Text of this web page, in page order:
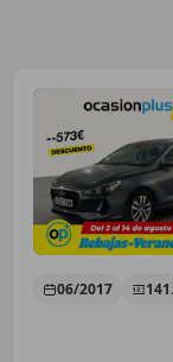
06/2017